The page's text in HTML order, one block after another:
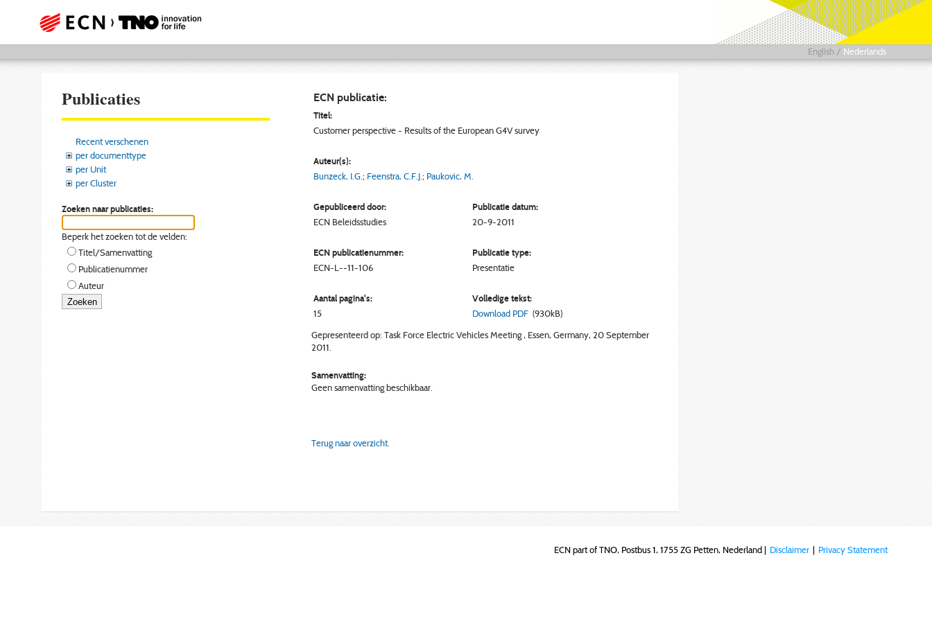
English / Nederlands
Publicaties
Recent verschenen
per documenttype
per Unit
per Cluster
Zoeken naar publicaties:
Beperk het zoeken tot de velden:
Titel/Samenvatting
Publicatienummer
Auteur
ECN publicatie:
Titel:
Customer perspective - Results of the European G4V survey
Auteur(s):
Bunzeck, I.G. ; Feenstra, C.F.J.; Paukovic, M.
Gepubliceerd door:
Publicatie datum:
ECN Beleidsstudies 20-9-2011
ECN publicatienummer:
Publicatie type:
ECN-L--11-106
Presentatie
Aantal pagina's:
Volledige tekst:
15
Download PDF (930kB)
Gepresenteerd op: Task Force Electric Vehicles Meeting , Essen, Germany, 20 September
2011.
Samenvatting:
Geen samenvatting beschikbaar.
Terug naar overzicht.
ECN part of TNO, Postbus 1, 1755 ZG Petten, Nederland | Disclaimer | Privacy Statement